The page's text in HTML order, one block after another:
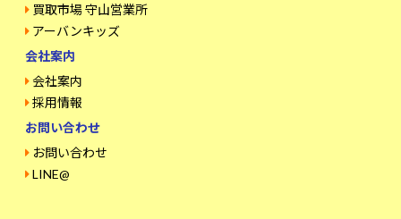
買取市場 守山営業所
アーバンキッズ
会社案内
会社案内
採用情報
お問い合わせ
お問い合わせ
LINE@